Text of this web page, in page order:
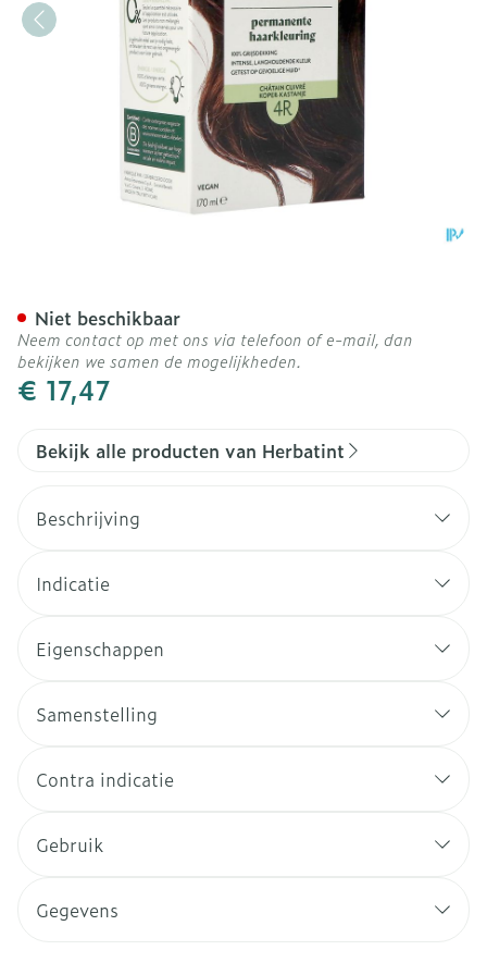
€ 17,47
Niet beschikbaar
Neem contact op met ons via telefoon of e-mail, dan
bekijken we samen de mogelijkheden.
Bekijk alle producten van Herbatint
Beschrijving
Indicatie
Eigenschappen
Samenstelling
Contra indicatie
Gebruik
Gegevens